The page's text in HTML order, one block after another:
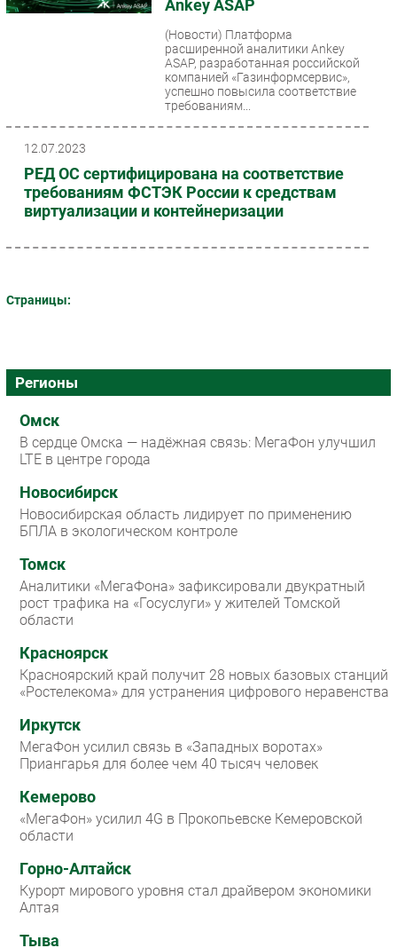
Ankey ASAP
(Новости) Платформа
расширенной аналитики Ankey
ASAP, разработанная российской
компанией «Газинформсервис»,
успешно повысила соответствие
требованиям...
12.07.2023
РЕД ОС сертифицирована на соответствие
требованиям ФСТЭК России к средствам
виртуализации и контейнеризации
Страницы:
Регионы
Омск
В сердце Омска — надёжная связь: МегаФон улучшил
LTE в центре города
Новосибирск
Новосибирская область лидирует по применению
БПЛА в экологическом контроле
Томск
Аналитики «МегаФона» зафиксировали двукратный
рост трафика на «Госуслуги» у жителей Томской
области
Красноярск
Красноярский край получит 28 новых базовых станций
«Ростелекома» для устранения цифрового неравенства
Иркутск
МегаФон усилил связь в «Западных воротах»
Приангарья для более чем 40 тысяч человек
Кемерово
«МегаФон» усилил 4G в Прокопьевске Кемеровской
области
Горно-Алтайск
Курорт мирового уровня стал драйвером экономики
Алтая
Тыва